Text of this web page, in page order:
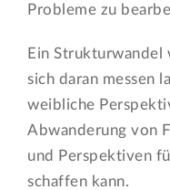
Probleme zu
Ein Strukturwandel
sich daran messen
weibliche
Abwanderung von
und Perspektiven
schaffen kann.